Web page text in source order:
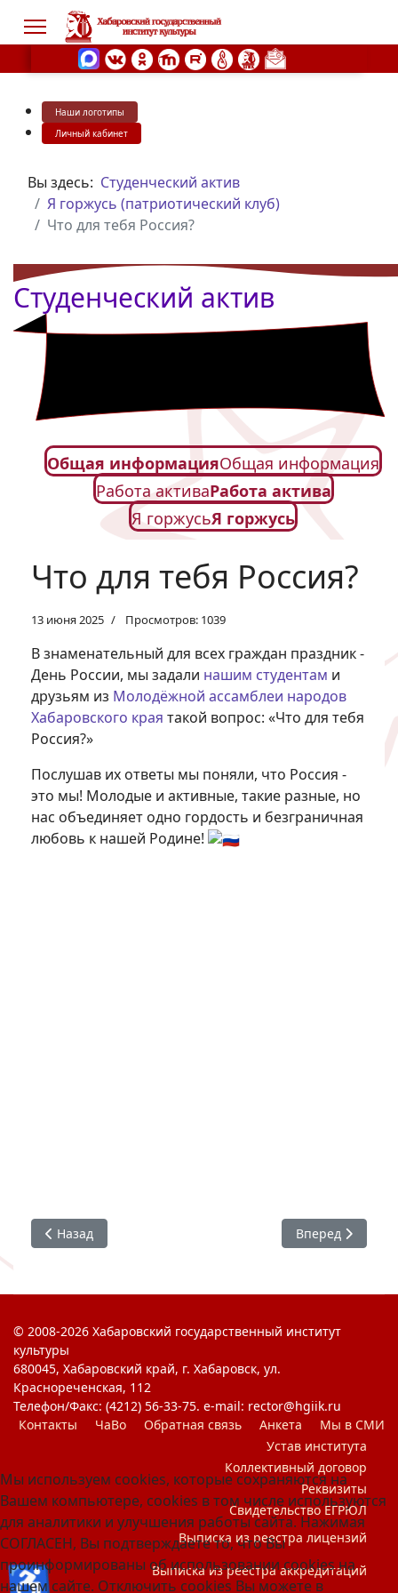
Наши логотипы
Личный кабинет
Вы здесь: Студенческий актив
Я горжусь (патриотический клуб)
Что для тебя Россия?
Студенческий актив
Общая информацияОбщая информация
Работа активаРабота актива
Я горжусьЯ горжусь
Что для тебя Россия?
13 июня 2025 Просмотров: 1039
В знаменательный для всех граждан праздник -
День России, мы задали нашим студентам и
друзьям из Молодёжной ассамблеи народов
Хабаровского края такой вопрос: «Что для тебя
Россия?»
Послушав их ответы мы поняли, что Россия -
это мы! Молодые и активные, такие разные, но
нас объединяет одно гордость и безграничная
любовь к нашей Родине!
Предыдущий: #ХГИК Я горжусь
Назад Следующий:
Вперед
© 2008-2026 Хабаровский государственный институт
культуры
680045, Хабаровский край, г. Хабаровск, ул.
Краснореченская, 112
Телефон/Факс: (4212) 56-33-75. e-mail: rector@hgiik.ru
Контакты
ЧаВо Обратная связь Анкета
Мы в СМИ
Устав института
Коллективный договор
Реквизиты
Свидетельство ЕГРЮЛ
Выписка из реестра лицензий
Выписка из реестра аккредитаций
Мы используем cookies, которые сохраняются на
Вашем компьютере, cookies в том числе используются
для аналитики и улучшения работы сайта. Нажимая
СОГЛАСЕН, Вы подтверждаете то, что Вы
проинформированы об использовании cookies на
нашем сайте. Отключить cookies Вы можете в